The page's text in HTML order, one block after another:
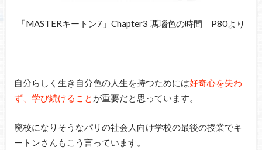
「MASTERキートン7」Chapter3 瑪瑙色の時間 P80より
自分らしく生き自分色の人生を持つためには好奇心を失わ
ず、学び続けること が重要だと思っています。
廃校になりそうなパリの社会人向け学校の最後の授業でキ
ートンさんもこう言っています。